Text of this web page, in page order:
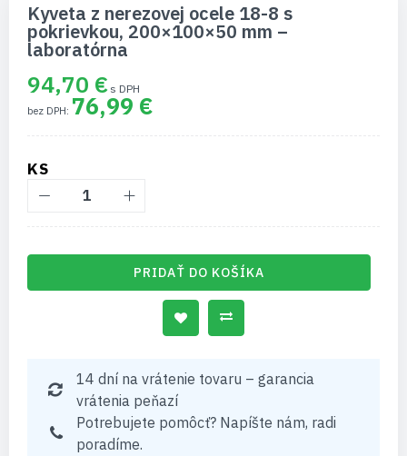
začiatok
galérie
obrázkov
Kyveta z nerezovej ocele 18-8 s
pokrievkou, 200×100×50 mm –
laboratórna
94,70 €
76,99 €
KS
PRIDAŤ DO KOŠÍKA
14 dní na vrátenie tovaru – garancia
vrátenia peňazí
Potrebujete pomôcť? Napíšte nám, radi
poradíme.